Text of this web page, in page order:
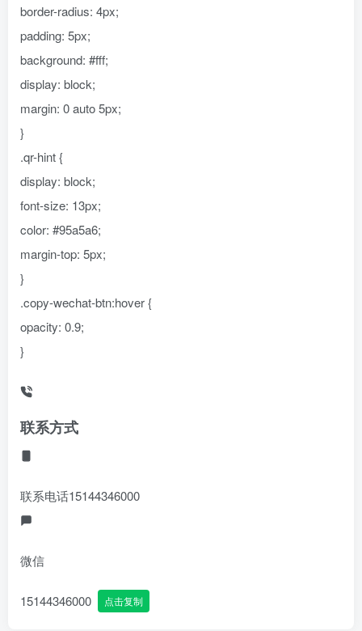
border-radius: 4px;
padding: 5px;
background: #fff;
display: block;
margin: 0 auto 5px;
}
.qr-hint {
display: block;
font-size: 13px;
color: #95a5a6;
margin-top: 5px;
}
.copy-wechat-btn:hover {
opacity: 0.9;
}
联系方式
联系电话15144346000
微信
15144346000 点击复制